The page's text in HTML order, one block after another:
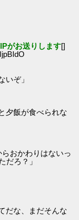
がお送りします[]
いぞ」
夕飯が食べられな
おかわりはないっ
だろ？」
だな、まだそんな